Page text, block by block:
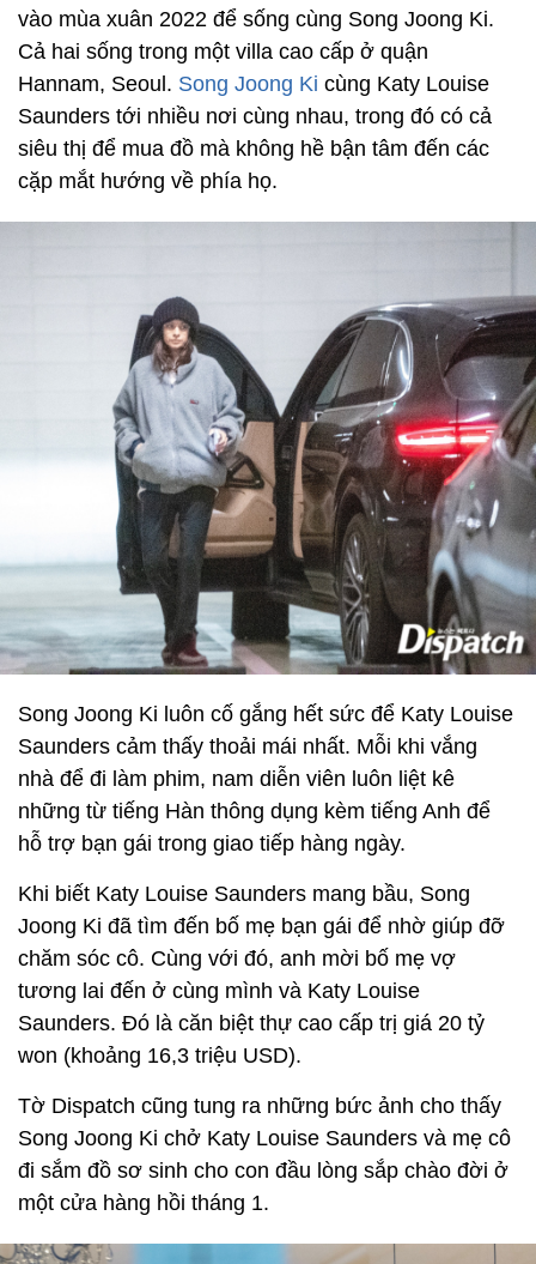
vào mùa xuân 2022 để sống cùng Song Joong Ki.
Cả hai sống trong một villa cao cấp ở quận
Hannam, Seoul. Song Joong Ki cùng Katy Louise
Saunders tới nhiều nơi cùng nhau, trong đó có cả
siêu thị để mua đồ mà không hề bận tâm đến các
cặp mắt hướng về phía họ.
Song Joong Ki luôn cố gắng hết sức để Katy Louise
Saunders cảm thấy thoải mái nhất. Mỗi khi vắng
nhà để đi làm phim, nam diễn viên luôn liệt kê
những từ tiếng Hàn thông dụng kèm tiếng Anh để
hỗ trợ bạn gái trong giao tiếp hàng ngày.
Khi biết Katy Louise Saunders mang bầu, Song
Joong Ki đã tìm đến bố mẹ bạn gái để nhờ giúp đỡ
chăm sóc cô. Cùng với đó, anh mời bố mẹ vợ
tương lai đến ở cùng mình và Katy Louise
Saunders. Đó là căn biệt thự cao cấp trị giá 20 tỷ
won (khoảng 16,3 triệu USD).
Tờ Dispatch cũng tung ra những bức ảnh cho thấy
Song Joong Ki chở Katy Louise Saunders và mẹ cô
đi sắm đồ sơ sinh cho con đầu lòng sắp chào đời ở
một cửa hàng hồi tháng 1.